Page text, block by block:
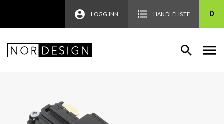
LOGG INN HANDLELISTE 0